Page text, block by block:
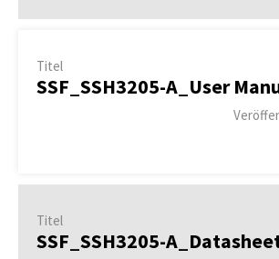
Titel
SSF_SSH3205-A_User
Titel
SSF_SSH3205-